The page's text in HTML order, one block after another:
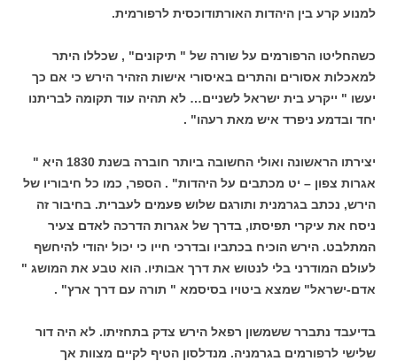
למנוע קרע בין היהדות האורתודוכסית לרפורמית.
כשהחליטו הרפורמים על שורה של " תיקונים" , שכללו היתר
למאכלות אסורים והתרים באיסורי אישות הזהיר הירש כי אם כך
יעשו " ייקרע בית ישראל לשניים… לא תהיה עוד תקומה לבריתנו
יחד ובדמע ניפרד איש מאת רעהו" .
יצירתו הראשונה ואולי החשובה ביותר חוברה בשנת 1830 היא "
אגרות צפון – יט מכתבים על היהדות" . הספר, כמו כל חיבוריו של
הירש, נכתב בגרמנית ותורגם שלוש פעמים לעברית. בחיבור זה
ניסח את עיקרי תפיסתו, בדרך של אגרות הדרכה לאדם צעיר
המתלבט. הירש הוכיח בכתביו ובדרכי חייו כי יכול יהודי להיחשף
לעולם המודרני בלי לנטוש את דרך אבותיו. הוא טבע את המושג "
אדם-ישראל" שמצא ביטויו בסיסמא " תורה עם דרך ארץ" .
בדיעבד נתברר ששמשון רפאל הירש צדק בתחזיתו. לא היה דור
שלישי לרפורמים בגרמניה. מנדלסון הטיף לקיים מצוות אך